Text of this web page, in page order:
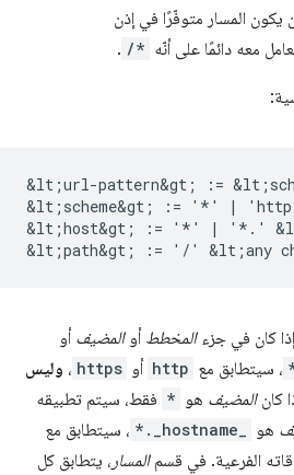
المسار متوفّرًا في إذن
معه دائمًا على أنّه /*
.
&lt;url-pattern&gt; :=
&lt;scheme&gt; := '*' |
&lt;host&gt; := '*' | '*.'
كان في جزءالمخطط أوالمضيف أو
، سيتطابق مع http أو https ، وليس
كانالمضيف هو * فقط، سيتم تطبيقه
هو *._hostname_ ، سيتطابق مع
الفرعية. في قسمالمسار ، يتطابق كل